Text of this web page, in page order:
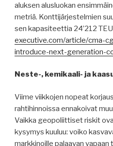
aluksen alusluokan
metriä. Konttijärjestelmien
sen kapasiteettia 24’212
executive.com/article/cma-
introduce-next-generation-
Neste-, kemikaali- ja
Viime viikkojen nopeat
rahtihinnoissa ennakoivat
Vaikka geopoliittiset riskit
kysymys kuuluu: voiko
markkinoille palaavan vapaan